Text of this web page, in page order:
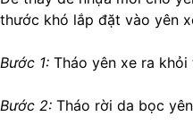
thước khó lắp đặt vào yên
Bước 1: Tháo yên xe ra
Bước 2: Tháo rời da bọc